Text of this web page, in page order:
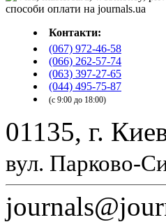
Контакти:
(067) 972-46-58
(066) 262-57-74
(063) 397-27-65
(044) 495-75-87
(с 9:00 до 18:00)
01135, г.
вул. Парково-